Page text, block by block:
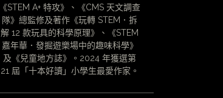
《STEM A+ 特攻》、《CMS 天文調查
隊》總監修及著作《玩轉 STEM．拆
解 12 款玩具的科學原理》、《STEM
嘉年華．發掘遊樂場中的趣味科學》
及《兒童地方誌》。2024 年獲選第
21 屆「十本好讀」小學生最愛作家。